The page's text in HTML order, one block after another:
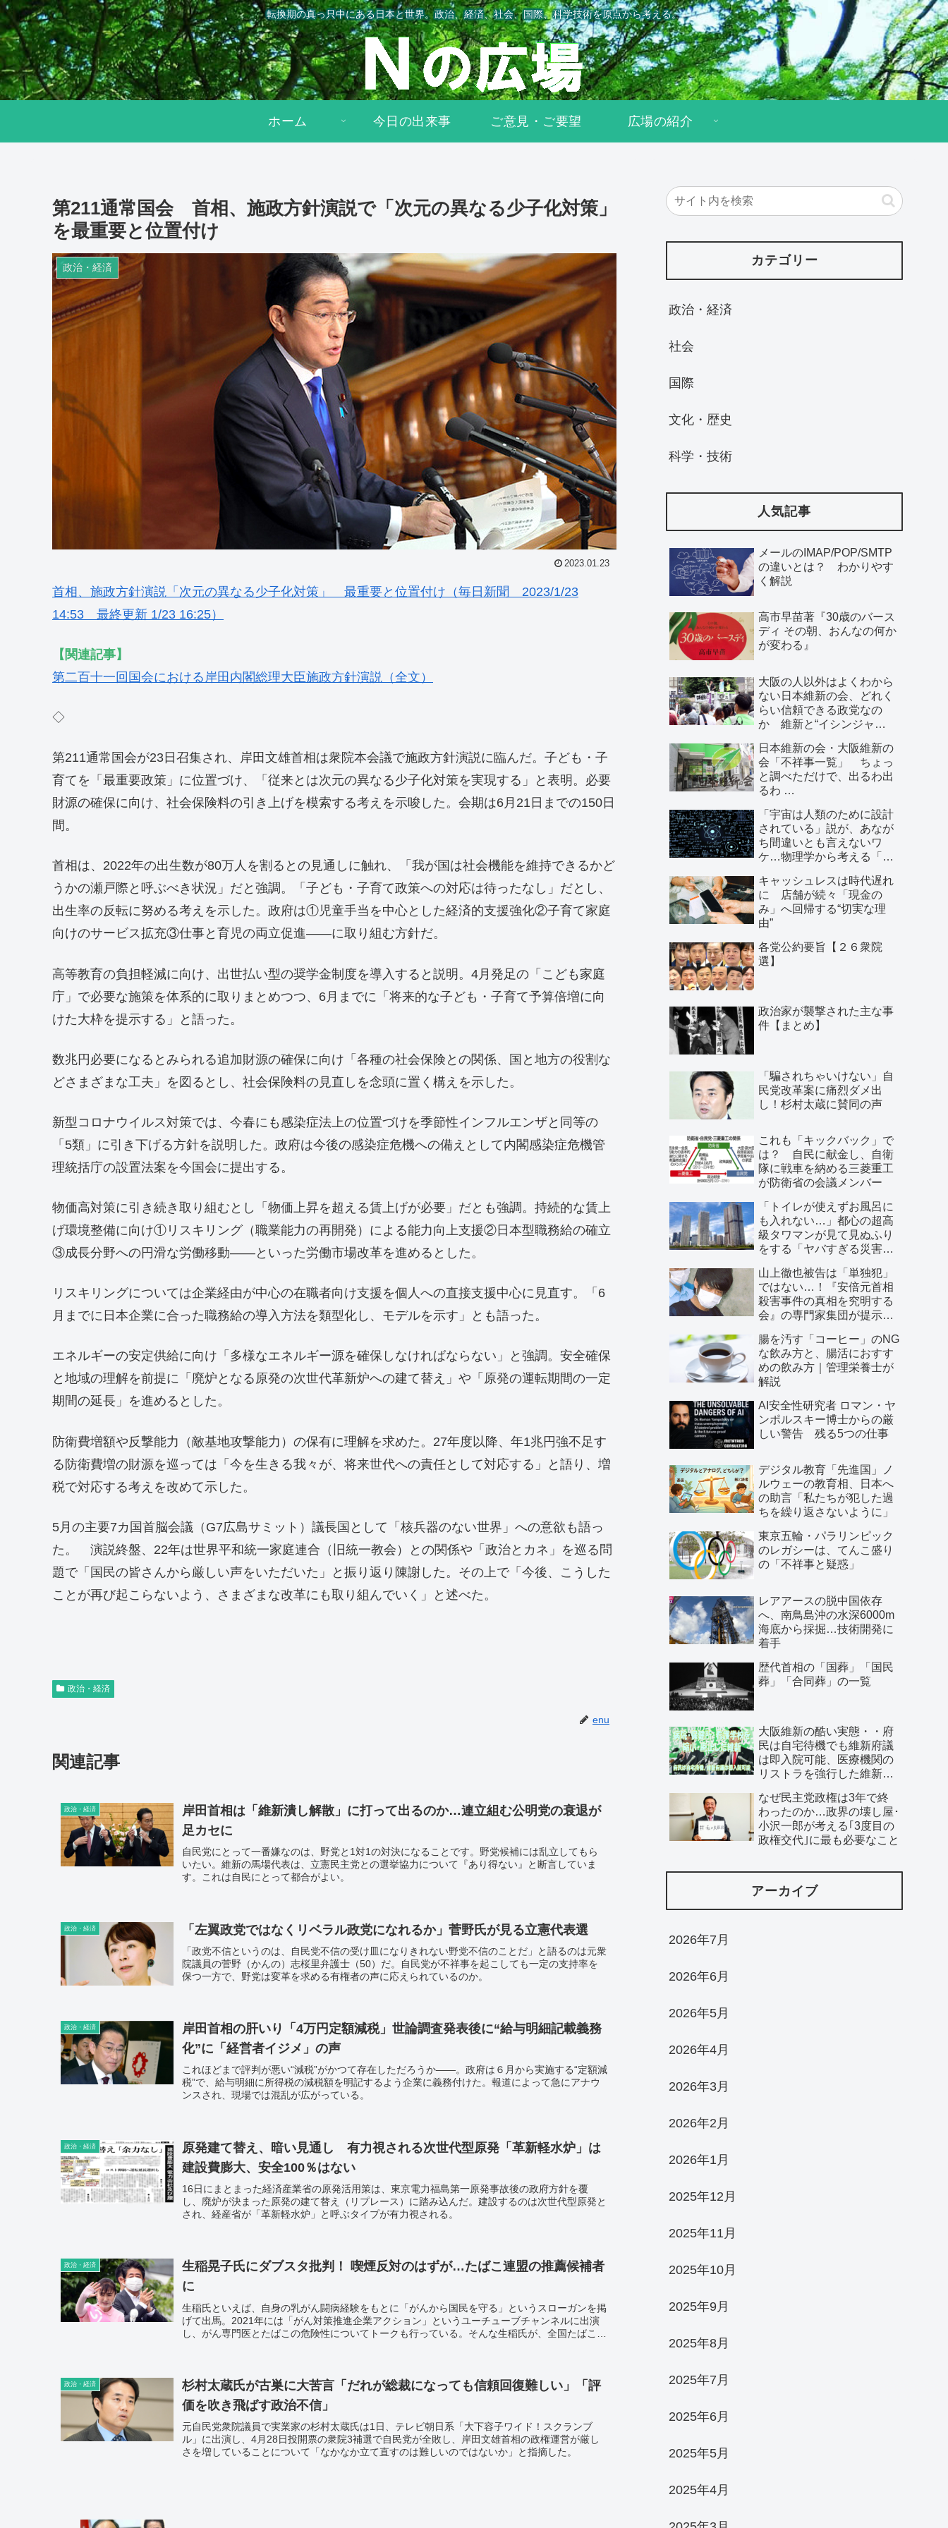
転換期の真っ只中にある日本と世界。政治、経済、社会、国際、科学技術を原点から考える。
ホーム 今日の出来事 ご意見・ご要望 広場の紹介
第211通常国会 首相、施政方針演説で「次元の異なる少子化対策」
を最重要と位置付け
政治・経済
2023.01.23
首相、施政方針演説「次元の異なる少子化対策」 最重要と位置付け（毎日新聞 2023/1/23
14:53 最終更新 1/23 16:25）
【関連記事】
第二百十一回国会における岸田内閣総理大臣施政方針演説（全文）
◇
第211通常国会が23日召集され、岸田文雄首相は衆院本会議で施政方針演説に臨んだ。子ども・子
育てを「最重要政策」に位置づけ、「従来とは次元の異なる少子化対策を実現する」と表明。必要
財源の確保に向け、社会保険料の引き上げを模索する考えを示唆した。会期は6月21日までの150日
間。
首相は、2022年の出生数が80万人を割るとの見通しに触れ、「我が国は社会機能を維持できるかど
うかの瀬戸際と呼ぶべき状況」だと強調。「子ども・子育て政策への対応は待ったなし」だとし、
出生率の反転に努める考えを示した。政府は①児童手当を中心とした経済的支援強化②子育て家庭
向けのサービス拡充③仕事と育児の両立促進――に取り組む方針だ。
高等教育の負担軽減に向け、出世払い型の奨学金制度を導入すると説明。4月発足の「こども家庭
庁」で必要な施策を体系的に取りまとめつつ、6月までに「将来的な子ども・子育て予算倍増に向
けた大枠を提示する」と語った。
数兆円必要になるとみられる追加財源の確保に向け「各種の社会保険との関係、国と地方の役割な
どさまざまな工夫」を図るとし、社会保険料の見直しを念頭に置く構えを示した。
新型コロナウイルス対策では、今春にも感染症法上の位置づけを季節性インフルエンザと同等の
「5類」に引き下げる方針を説明した。政府は今後の感染症危機への備えとして内閣感染症危機管
理統括庁の設置法案を今国会に提出する。
物価高対策に引き続き取り組むとし「物価上昇を超える賃上げが必要」だとも強調。持続的な賃上
げ環境整備に向け①リスキリング（職業能力の再開発）による能力向上支援②日本型職務給の確立
③成長分野への円滑な労働移動――といった労働市場改革を進めるとした。
リスキリングについては企業経由が中心の在職者向け支援を個人への直接支援中心に見直す。「6
月までに日本企業に合った職務給の導入方法を類型化し、モデルを示す」とも語った。
エネルギーの安定供給に向け「多様なエネルギー源を確保しなければならない」と強調。安全確保
と地域の理解を前提に「廃炉となる原発の次世代革新炉への建て替え」や「原発の運転期間の一定
期間の延長」を進めるとした。
防衛費増額や反撃能力（敵基地攻撃能力）の保有に理解を求めた。27年度以降、年1兆円強不足す
る防衛費増の財源を巡っては「今を生きる我々が、将来世代への責任として対応する」と語り、増
税で対応する考えを改めて示した。
5月の主要7カ国首脳会議（G7広島サミット）議長国として「核兵器のない世界」への意欲も語っ
た。 演説終盤、22年は世界平和統一家庭連合（旧統一教会）との関係や「政治とカネ」を巡る問
題で「国民の皆さんから厳しい声をいただいた」と振り返り陳謝した。その上で「今後、こうした
ことが再び起こらないよう、さまざまな改革にも取り組んでいく」と述べた。
政治・経済
enu
関連記事
政治・経済
岸田首相は「維新潰し解散」に打って出るのか…連立組む公明党の衰退が
足カセに
自民党にとって一番嫌なのは、野党と1対1の対決になることです。野党候補には乱立してもら
いたい。維新の馬場代表は、立憲民主党との選挙協力について『あり得ない』と断言していま
す。これは自民にとって都合がよい。
政治・経済 「左翼政党ではなくリベラル政党になれるか」菅野氏が見る立憲代表選
「政党不信というのは、自民党不信の受け皿になりきれない野党不信のことだ」と語るのは元衆
院議員の菅野（かんの）志桜里弁護士（50）だ。自民党が不祥事を起こしても一定の支持率を
保つ一方で、野党は変革を求める有権者の声に応えられているのか。
政治・経済
岸田首相の肝いり「4万円定額減税」世論調査発表後に“給与明細記載義務
化”に「経営者イジメ」の声
これほどまで評判が悪い“減税”がかつて存在しただろうか――。政府は６月から実施する“定額減
税”で、給与明細に所得税の減税額を明記するよう企業に義務付けた。報道によって急にアナウ
ンスされ、現場では混乱が広がっている。
政治・経済
原発建て替え、暗い見通し 有力視される次世代型原発「革新軽水炉」は
建設費膨大、安全100％はない
16日にまとまった経済産業省の原発活用策は、東京電力福島第一原発事故後の政府方針を覆
し、廃炉が決まった原発の建て替え（リプレース）に踏み込んだ。建設するのは次世代型原発と
され、経産省が「革新軽水炉」と呼ぶタイプが有力視される。
政治・経済
生稲晃子氏にダブスタ批判！ 喫煙反対のはずが…たばこ連盟の推薦候補者
に
生稲氏といえば、自身の乳がん闘病経験をもとに「がんから国民を守る」というスローガンを掲
げて出馬。2021年には「がん対策推進企業アクション」というユーチューブチャンネルに出演
し、がん専門医とたばこの危険性についてトークも行っている。そんな生稲氏が、全国たばこ販
政治・経済
杉村太蔵氏が古巣に大苦言「だれが総裁になっても信頼回復難しい」「評
価を吹き飛ばす政治不信」
元自民党衆院議員で実業家の杉村太蔵氏は1日、テレビ朝日系「大下容子ワイド！スクランブ
ル」に出演し、4月28日投開票の衆院3補選で自民党が全敗し、岸田文雄首相の政権運営が厳し
さを増していることについて「なかなか立て直すのは難しいのではないか」と指摘した。
カテゴリー
政治・経済
社会
国際
文化・歴史
科学・技術
人気記事
メールのIMAP/POP/SMTP
の違いとは？ わかりやす
く解説
高市早苗著『30歳のバース
ディ その朝、おんなの何か
が変わる』
大阪の人以外はよくわから
ない日本維新の会、どれく
らい信頼できる政党なの
か 維新と“イシンジャ
る、大阪で起きていること
日本維新の会・大阪維新の
会「不祥事一覧」 ちょっ
と調べただけで、出るわ出
るわ …
「宇宙は人類のために設計
されている」説が、あなが
ち間違いとも言えないワ
ケ…物理学から考える「こ
キャッシュレスは時代遅れ
に 店舗が続々「現金の
み」へ回帰する“切実な理
由”
各党公約要旨【２６衆院
選】
政治家が襲撃された主な事
件【まとめ】
「騙されちゃいけない」自
民党改革案に痛烈ダメ出
し！杉村太蔵に賛同の声
これも「キックバック」で
は？ 自民に献金し、自衛
隊に戦車を納める三菱重工
が防衛省の会議メンバー
「トイレが使えずお風呂に
も入れない…」都心の超高
級タワマンが見て見ぬふり
をする「ヤバすぎる災害リ
山上徹也被告は「単独犯」
ではない…！『安倍元首相
殺害事件の真相を究明する
会』の専門家集団が提示し
腸を汚す「コーヒー」のNG
な飲み方と、腸活におすす
めの飲み方｜管理栄養士が
解説
AI安全性研究者 ロマン・ヤ
ンポルスキー博士からの厳
しい警告 残る5つの仕事
デジタル教育「先進国」ノ
ルウェーの教育相、日本へ
の助言「私たちが犯した過
ちを繰り返さないように」
東京五輪・パラリンピック
のレガシーは、てんこ盛り
の「不祥事と疑惑」
レアアースの脱中国依存
へ、南鳥島沖の水深6000m
海底から採掘…技術開発に
着手
歴代首相の「国葬」「国民
葬」「合同葬」の一覧
大阪維新の酷い実態・・府
民は自宅待機でも維新府議
は即入院可能、医療機関の
リストラを強行した維新、
開催…
なぜ民主党政権は3年で終
わったのか…政界の壊し屋･
小沢一郎が考える｢3度目の
政権交代｣に最も必要なこと
アーカイブ
2026年7月
2026年6月
2026年5月
2026年4月
2026年3月
2026年2月
2026年1月
2025年12月
2025年11月
2025年10月
2025年9月
2025年8月
2025年7月
2025年6月
2025年5月
2025年4月